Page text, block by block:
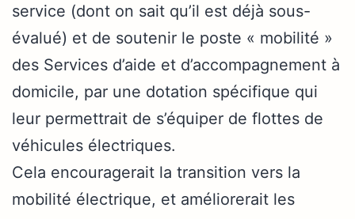
service (dont on sait qu’il est déjà sous-
évalué) et de soutenir le poste « mobilité »
des Services d’aide et d’accompagnement à
domicile, par une dotation spécifique qui
leur permettrait de s’équiper de flottes de
véhicules électriques.
Cela encouragerait la transition vers la
mobilité électrique, et améliorerait les